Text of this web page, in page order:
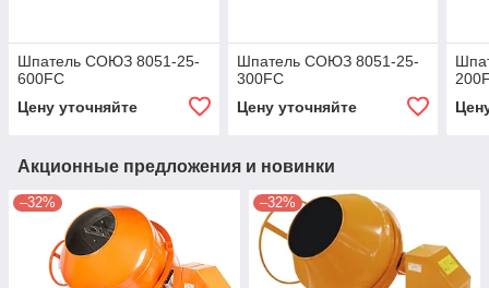
Шпатель СОЮЗ 8051-25-
600FC
Цену уточняйте
Шпатель СОЮЗ 8051-25-
300FC
Цену уточняйте
Акционные предложения и новинки
–32% –32%